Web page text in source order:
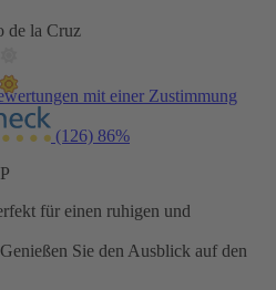
de la Cruz
mit einer Zustimmung
(126) 86%
für einen ruhigen und
Sie den Ausblick auf den